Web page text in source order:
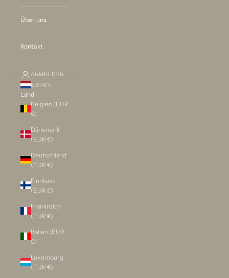
Über uns
Kontakt
ANMELDEN
EUR €
Land
Belgien (EUR
€)
Dänemark
(EUR €)
Deutschland
(EUR €)
Finnland
(EUR €)
Frankreich
(EUR €)
Italien (EUR
€)
Luxemburg
(EUR €)